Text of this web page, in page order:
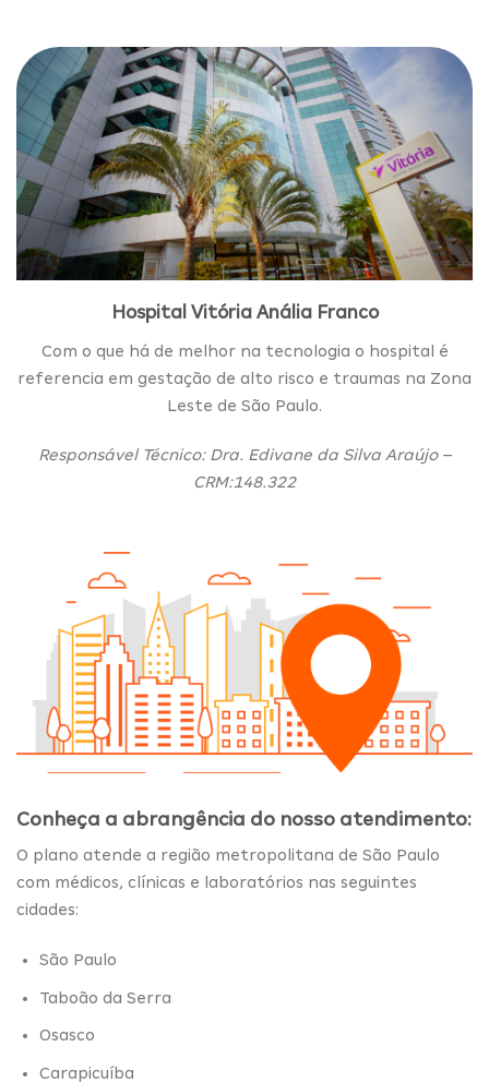
Hospital Vitória Anália Franco
Com o que há de melhor na tecnologia o hospital é
referencia em gestação de alto risco e traumas na Zona
Leste de São Paulo.
Responsável Técnico: Dra. Edivane da Silva Araújo –
CRM:148.322
Conheça a abrangência do nosso atendimento:
O plano atende a região metropolitana de São Paulo
com médicos, clínicas e laboratórios nas seguintes
cidades:
São Paulo
Taboão da Serra
Osasco
Carapicuíba